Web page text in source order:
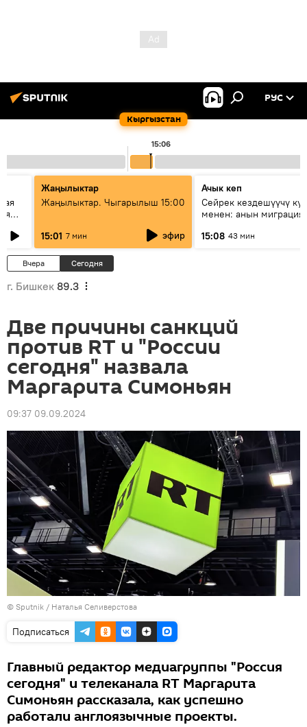
Кыргызстан
РУС
15:06
Жаңылыктар
Жаңылыктар. Чыгарылыш 15:00
15:01 7 мин эфир
Ачык кеп
Сейрек кездешүүчү
менен: анын
15:08 43 мин
Вчера Сегодня
г. Бишкек 89.3
Две причины санкций
против RT и "России
сегодня" назвала
Маргарита Симоньян
09:37 09.09.2024
© Sputnik / Наталья Селиверстова
Подписаться
Главный редактор медиагруппы "Россия
сегодня" и телеканала RT Маргарита
Симоньян рассказала, как успешно
работали англоязычные проекты.